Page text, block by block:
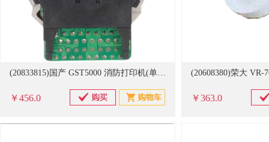
(20833815)国产 GST5000 消防打印机(单位：台)
￥456.0 ￥363.0